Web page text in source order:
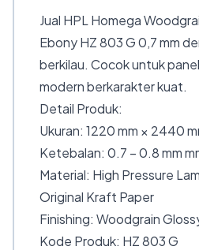
Jual HPL Homega
Ebony HZ 803 G 0,7 mm
berkilau. Cocok untuk
modern berkarakter kuat.
Detail Produk:
Ukuran: 1220 mm × 2440
Ketebalan: 0.7 – 0.8 mm
Material: High Pressure
Original Kraft Paper
Finishing: Woodgrain
Kode Produk: HZ 803 G